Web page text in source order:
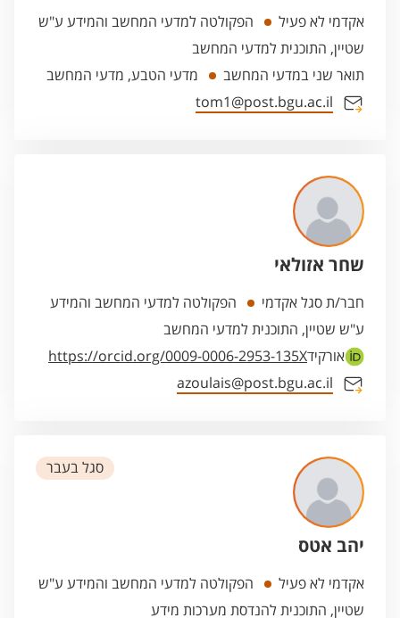
אקדמי לא פעיל
הפקולטה למדעי המחשב והמידע ע"ש
שטיין, התוכנית למדעי המחשב
תואר שני במדעי המחשב
מדעי הטבע, מדעי המחשב
tom1@post.bgu.ac.il
שחר אזולאי
חבר/ת סגל אקדמי
הפקולטה למדעי המחשב והמידע
ע"ש שטיין, התוכנית למדעי המחשב
אורקידhttps://orcid.org/0009-0006-2953-135X
azoulais@post.bgu.ac.il
יהב אטס
סגל בעבר
אקדמי לא פעיל
הפקולטה למדעי המחשב והמידע ע"ש
שטיין, התוכנית להנדסת מערכות מידע